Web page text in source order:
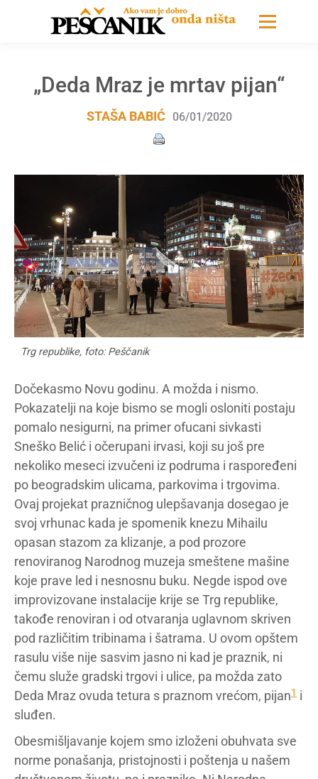
„Deda Mraz je mrtav pijan“
STAŠA BABIĆ 06/01/2020
Trg republike, foto: Peščanik
Dočekasmo Novu godinu. A možda i nismo.
Pokazatelji na koje bismo se mogli osloniti postaju
pomalo nesigurni, na primer ofucani sivkasti
Sneško Belić i očerupani irvasi, koji su još pre
nekoliko meseci izvučeni iz podruma i raspoređeni
po beogradskim ulicama, parkovima i trgovima.
Ovaj projekat prazničnog ulepšavanja dosegao je
svoj vrhunac kada je spomenik knezu Mihailu
opasan stazom za klizanje, a pod prozore
renoviranog Narodnog muzeja smeštene mašine
koje prave led i nesnosnu buku. Negde ispod ove
improvizovane instalacije krije se Trg republike,
takođe renoviran i od otvaranja uglavnom skriven
pod različitim tribinama i šatrama. U ovom opštem
rasulu više nije sasvim jasno ni kad je praznik, ni
čemu služe gradski trgovi i ulice, pa možda zato
Deda Mraz ovuda tetura s praznom vrećom, pijan1 i
sluđen.
Obesmišljavanje kojem smo izloženi obuhvata sve
norme ponašanja, pristojnosti i poštenja u našem